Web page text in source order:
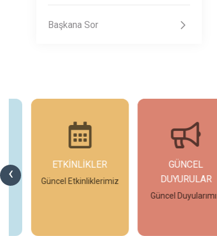
Başkana Sor
‹ ETKİNLİKLER
Güncel Etkinliklerimiz
GÜNCEL
DUYURULAR
Güncel Duyularımız